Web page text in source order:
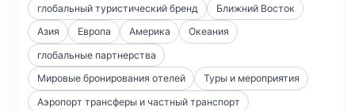
глобальный туристический бренд
Ближний Восток
Азия
Европа Америка
Океания
глобальные партнерства
Мировые бронирования отелей
Туры и мероприятия
Аэропорт трансферы и частный транспорт